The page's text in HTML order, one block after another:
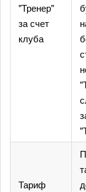
"Тренер"
за счет
клуба
Тариф